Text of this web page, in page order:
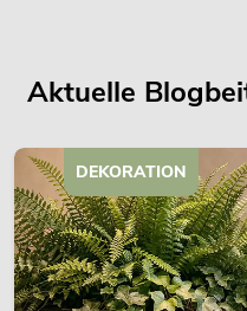
Aktuelle
DEKORATION